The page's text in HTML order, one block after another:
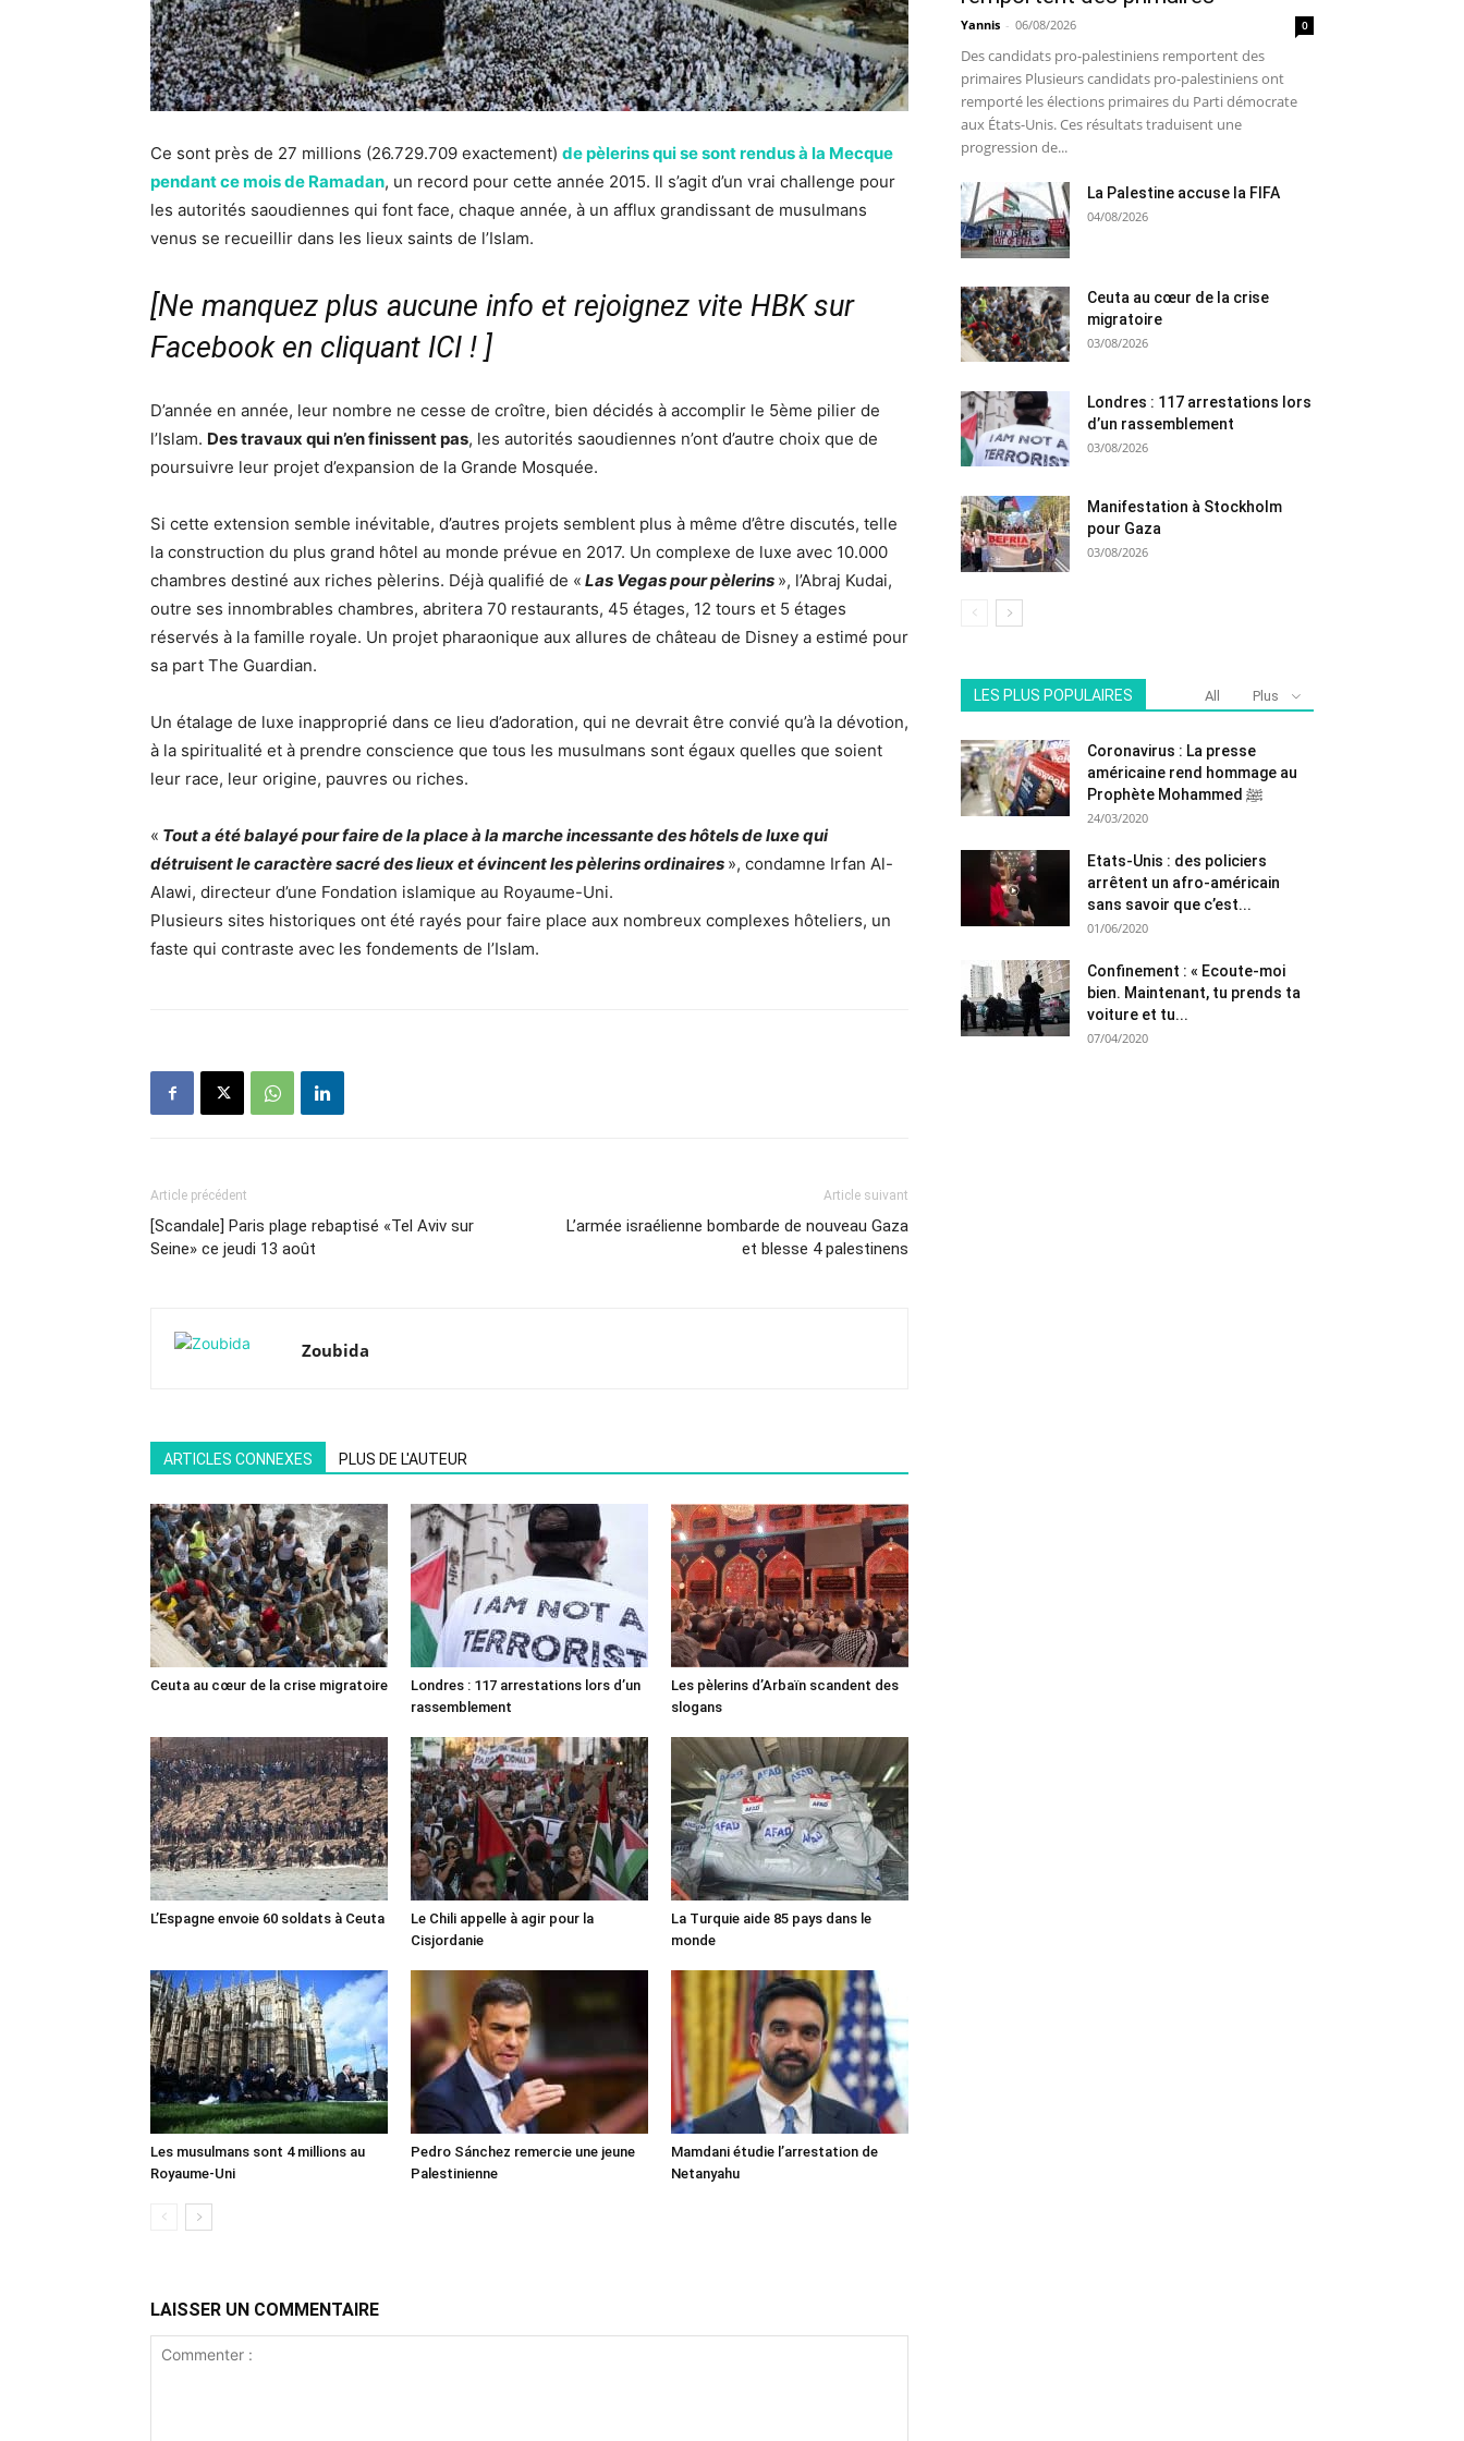
Ce sont près de 27 millions (26.729.709 exactement) de pèlerins qui se sont rendus à la Mecque
pendant ce mois de Ramadan, un record pour cette année 2015. Il s’agit d’un vrai challenge pour
les autorités saoudiennes qui font face, chaque année, à un afflux grandissant de musulmans
venus se recueillir dans les lieux saints de l’Islam.
[Ne manquez plus aucune info et rejoignez vite HBK sur
Facebook en cliquant ICI ! ]
D’année en année, leur nombre ne cesse de croître, bien décidés à accomplir le 5ème pilier de
l’Islam. Des travaux qui n’en finissent pas, les autorités saoudiennes n’ont d’autre choix que de
poursuivre leur projet d’expansion de la Grande Mosquée.
Si cette extension semble inévitable, d’autres projets semblent plus à même d’être discutés, telle
la construction du plus grand hôtel au monde prévue en 2017. Un complexe de luxe avec 10.000
chambres destiné aux riches pèlerins. Déjà qualifié de « Las Vegas pour pèlerins », l’Abraj Kudai,
outre ses innombrables chambres, abritera 70 restaurants, 45 étages, 12 tours et 5 étages
réservés à la famille royale. Un projet pharaonique aux allures de château de Disney a estimé pour
sa part The Guardian.
Un étalage de luxe inapproprié dans ce lieu d’adoration, qui ne devrait être convié qu’à la dévotion,
à la spiritualité et à prendre conscience que tous les musulmans sont égaux quelles que soient
leur race, leur origine, pauvres ou riches.
« Tout a été balayé pour faire de la place à la marche incessante des hôtels de luxe qui
détruisent le caractère sacré des lieux et évincent les pèlerins ordinaires », condamne Irfan Al-
Alawi, directeur d’une Fondation islamique au Royaume-Uni.
Plusieurs sites historiques ont été rayés pour faire place aux nombreux complexes hôteliers, un
faste qui contraste avec les fondements de l’Islam.
Article précédent
[Scandale] Paris plage rebaptisé «Tel Aviv sur
Seine» ce jeudi 13 août
Article suivant
L’armée israélienne bombarde de nouveau Gaza
et blesse 4 palestinens
Zoubida
ARTICLES CONNEXES PLUS DE L'AUTEUR
Ceuta au cœur de la crise migratoire
Londres : 117 arrestations lors d’un
rassemblement
Les pèlerins d’Arbaïn scandent des
slogans
L’Espagne envoie 60 soldats à Ceuta
Le Chili appelle à agir pour la
Cisjordanie
La Turquie aide 85 pays dans le
monde
Les musulmans sont 4 millions au
Royaume-Uni
Pedro Sánchez remercie une jeune
Palestinienne
Mamdani étudie l’arrestation de
Netanyahu
LAISSER UN COMMENTAIRE
Yannis - 06/08/2026 0
Des candidats pro-palestiniens remportent des
primaires Plusieurs candidats pro-palestiniens ont
remporté les élections primaires du Parti démocrate
aux États-Unis. Ces résultats traduisent une
progression de...
La Palestine accuse la FIFA
04/08/2026
Ceuta au cœur de la crise
migratoire
03/08/2026
Londres : 117 arrestations lors
d’un rassemblement
03/08/2026
Manifestation à Stockholm
pour Gaza
03/08/2026
LES PLUS POPULAIRES All Plus
Coronavirus : La presse
américaine rend hommage au
Prophète Mohammed ﷺ
24/03/2020
Etats-Unis : des policiers
arrêtent un afro-américain
sans savoir que c’est...
01/06/2020
Confinement : « Ecoute-moi
bien. Maintenant, tu prends ta
voiture et tu...
07/04/2020